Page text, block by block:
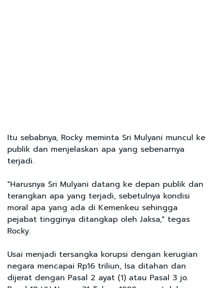
Itu sebabnya, Rocky meminta Sri Mulyani muncul ke
publik dan menjelaskan apa yang sebenarnya
terjadi.
"Harusnya Sri Mulyani datang ke depan publik dan
terangkan apa yang terjadi, sebetulnya kondisi
moral apa yang ada di Kemenkeu sehingga
pejabat tingginya ditangkap oleh Jaksa," tegas
Rocky.
Usai menjadi tersangka korupsi dengan kerugian
negara mencapai Rp16 triliun, Isa ditahan dan
dijerat dengan Pasal 2 ayat (1) atau Pasal 3 jo.